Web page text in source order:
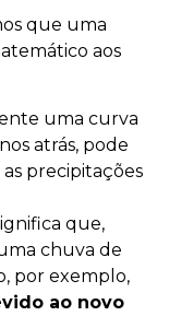
que uma
aos
uma curva
atrás, pode
precipitações
que,
chuva de
por exemplo,
ao novo